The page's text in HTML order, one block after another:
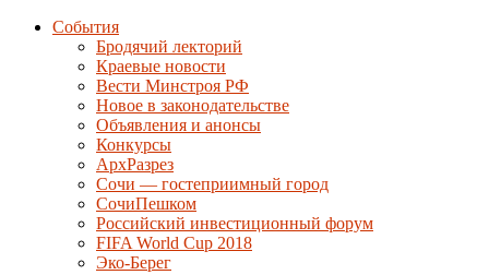
События
Бродячий лекторий
Краевые новости
Вести Минстроя РФ
Новое в законодательстве
Объявления и анонсы
Конкурсы
АрхРазрез
Сочи — гостеприимный город
СочиПешком
Российский инвестиционный форум
FIFA World Cup 2018
Эко-Берег